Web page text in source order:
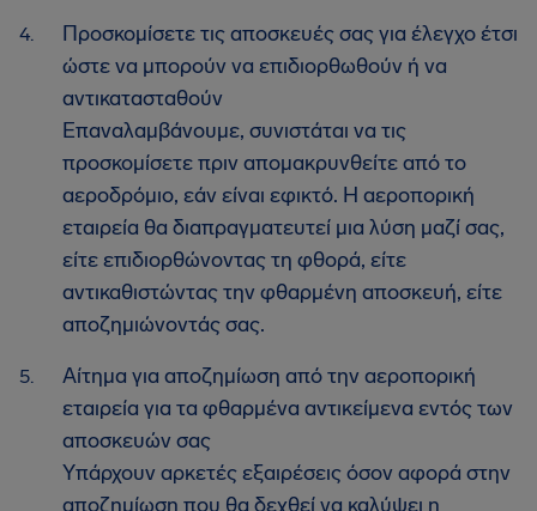
Προσκομίσετε τις αποσκευές σας για έλεγχο έτσι
ώστε να μπορούν να επιδιορθωθούν ή να
αντικατασταθούν
Επαναλαμβάνουμε, συνιστάται να τις
προσκομίσετε πριν απομακρυνθείτε από το
αεροδρόμιο, εάν είναι εφικτό. Η αεροπορική
εταιρεία θα διαπραγματευτεί μια λύση μαζί σας,
είτε επιδιορθώνοντας τη φθορά, είτε
αντικαθιστώντας την φθαρμένη αποσκευή, είτε
αποζημιώνοντάς σας.
Αίτημα για αποζημίωση από την αεροπορική
εταιρεία για τα φθαρμένα αντικείμενα εντός των
αποσκευών σας
Υπάρχουν αρκετές εξαιρέσεις όσον αφορά στην
αποζημίωση που θα δεχθεί να καλύψει η